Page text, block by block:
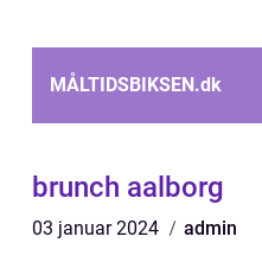
MÅLTIDSBIKSEN.dk
brunch aalborg
03 januar 2024 admin